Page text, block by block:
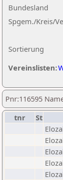
Sortierung
Bundesland
Spgem./Kreis/
Vereinslisten:
Pnr:116595
tnr
St